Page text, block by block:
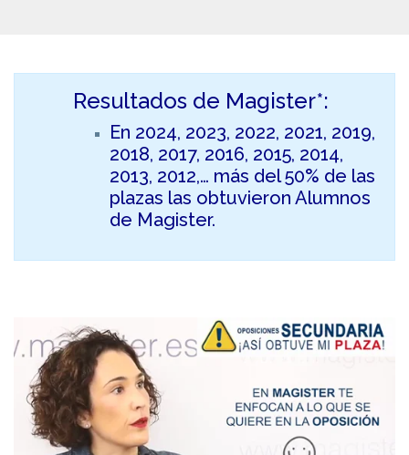
Resultados de Magister*:
En 2024, 2023, 2022, 2021, 2019,
2018, 2017, 2016, 2015, 2014,
2013, 2012,… más del 50% de las
plazas las obtuvieron Alumnos
de Magister.